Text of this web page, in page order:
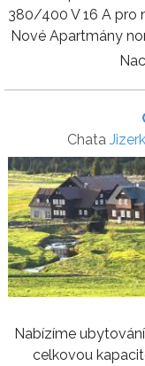
380/400 V 16 A pro
Nové Apartmány
Chata
Nabízíme
celkovou